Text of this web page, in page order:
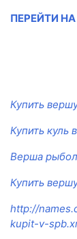
ПЕРЕЙТИ
Купить
Купить куль
Верша
Купить
http://
kupit-v-